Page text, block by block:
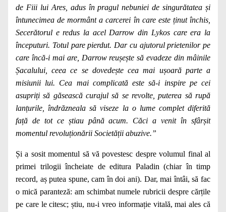
de Fiii lui Ares, adus în pragul nebuniei de singurătatea și
întunecimea de mormânt a carcerei în care este ținut închis,
Secerătorul e redus la acel Darrow din Lykos care era la
începuturi. Totul pare pierdut. Dar cu ajutorul prietenilor pe
care încă-i mai are, Darrow reușește să evadeze din mâinile
Șacalului, ceea ce se dovedește cea mai ușoară parte a
misiunii lui. Cea mai complicată este să-i inspire pe cei
asupriți să găsească curajul să se revolte, puterea să rupă
lanțurile, îndrăzneala să viseze la o lume complet diferită
față de tot ce știau până acum. Căci a venit în sfârșit
momentul revoluționării Societății abuzive.”
Și a sosit momentul să vă povestesc despre volumul final al
primei trilogii încheiate de editura Paladin (chiar în timp
record, aș putea spune, cam în doi ani). Dar, mai întâi, să fac
o mică paranteză: am schimbat numele rubricii despre cărțile
pe care le citesc; știu, nu-i vreo informație vitală, mai ales că